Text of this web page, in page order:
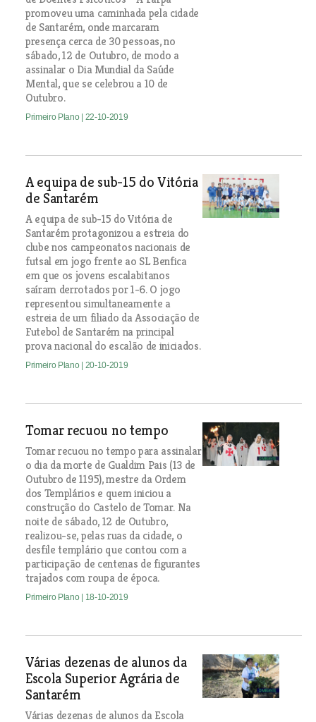
promoveu uma caminhada pela cidade
de Santarém, onde marcaram
presença cerca de 30 pessoas, no
sábado, 12 de Outubro, de modo a
assinalar o Dia Mundial da Saúde
Mental, que se celebrou a 10 de
Outubro.
Primeiro Plano | 22-10-2019
A equipa de sub-15 do Vitória
de Santarém
A equipa de sub-15 do Vitória de
Santarém protagonizou a estreia do
clube nos campeonatos nacionais de
futsal em jogo frente ao SL Benfica
em que os jovens escalabitanos
saíram derrotados por 1-6. O jogo
representou simultaneamente a
estreia de um filiado da Associação de
Futebol de Santarém na principal
prova nacional do escalão de iniciados.
Primeiro Plano | 20-10-2019
Tomar recuou no tempo
Tomar recuou no tempo para assinalar
o dia da morte de Gualdim Pais (13 de
Outubro de 1195), mestre da Ordem
dos Templários e quem iniciou a
construção do Castelo de Tomar. Na
noite de sábado, 12 de Outubro,
realizou-se, pelas ruas da cidade, o
desfile templário que contou com a
participação de centenas de figurantes
trajados com roupa de época.
Primeiro Plano | 18-10-2019
Várias dezenas de alunos da
Escola Superior Agrária de
Santarém
Várias dezenas de alunos da Escola